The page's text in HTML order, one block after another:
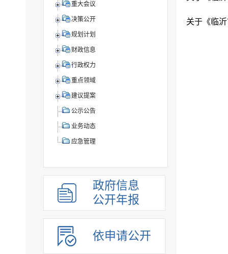
重大会议
决策公开
规划计划
财政信息
行政权力
重点领域
建议提案
公示公告
业务动态
应急管理
政府信息
公开年报
依申请公开